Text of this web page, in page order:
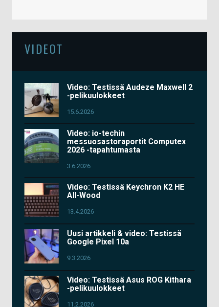
VIDEOT
Video: Testissä Audeze Maxwell 2
-pelikuulokkeet
15.6.2026
Video: io-techin
messuosastoraportit Computex
2026 -tapahtumasta
3.6.2026
Video: Testissä Keychron K2 HE
All-Wood
13.4.2026
Uusi artikkeli & video: Testissä
Google Pixel 10a
9.3.2026
Video: Testissä Asus ROG Kithara
-pelikuulokkeet
11.2.2026